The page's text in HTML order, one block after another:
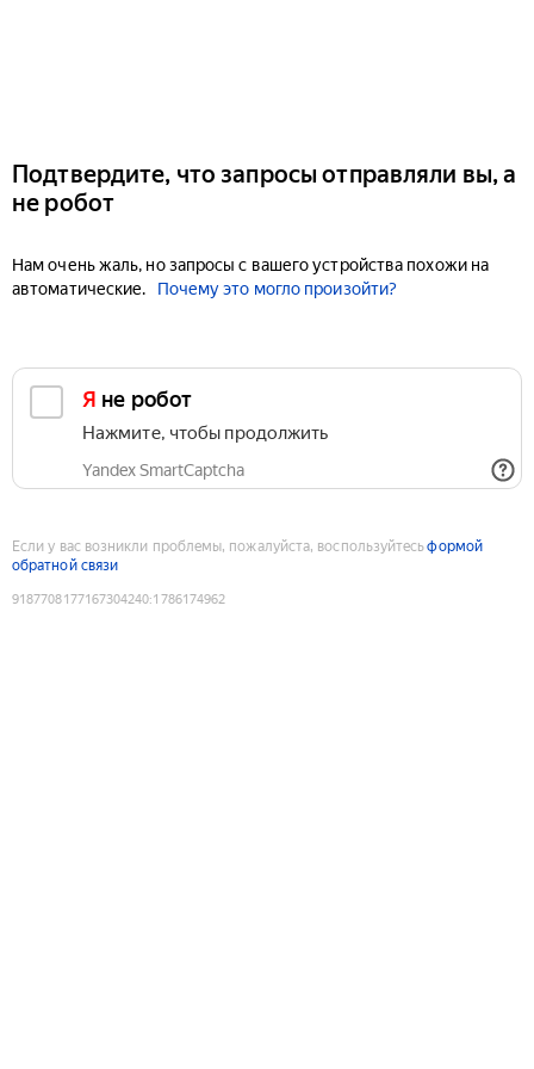
Подтвердите, что запросы отправляли вы, а
не робот
Нам очень жаль, но запросы с вашего устройства похожи на
автоматические.
Почему это могло произойти?
Я не робот
Нажмите, чтобы продолжить
Yandex SmartCaptcha
Если у вас возникли проблемы, пожалуйста, воспользуйтесьформой
обратной связи
9187708177167304240:1786174962